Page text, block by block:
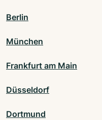
Berlin
München
Frankfurt am Main
Düsseldorf
Dortmund